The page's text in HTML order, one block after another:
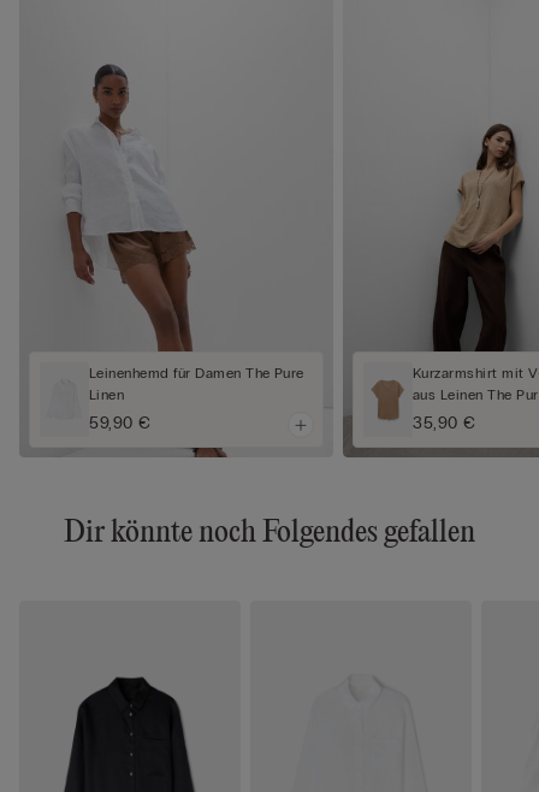
Leinenhemd für Damen The Pure
Linen
59,90 €
Kurzarmshirt mit
aus Leinen The
35,90 €
Dir könnte noch Folgendes gefallen